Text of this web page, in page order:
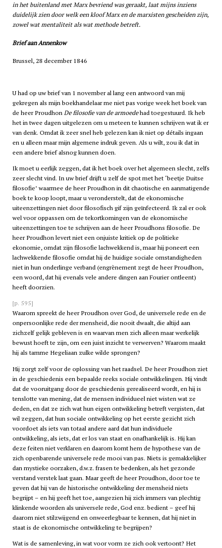
in het buitenland met Marx bevriend was geraakt, laat mijns inziens
duidelijk zien door welk een kloof Marx en de marxisten gescheiden zijn,
zowel wat mentaliteit als wat methode betreft.
Brief aan Annenkow
Brussel, 28 december 1846
U had op uw brief van 1 november al lang een antwoord van mij
gekregen als mijn boekhandelaar me niet pas vorige week het boek van
de heer ProudhonDe filosofie van de armoedehad toegestuurd. Ik heb
het in twee dagen uitgelezen om u meteen te kunnen schrijven wat ik er
van denk. Omdat ik zeer snel heb gelezen kan ik niet op détails ingaan
en u alleen maar mijn algemene indruk geven. Als u wilt, zou ik dat in
een andere brief alsnog kunnen doen.
Ik moet u eerlijk zeggen, dat ik het boek over het algemeen slecht, zelfs
zeer slecht vind. In uw brief drijft u zelf de spot met het ‘beetje Duitse
filosofie’ waarmee de heer Proudhon in dit chaotische en aanmatigende
boek te koop loopt, maar u veronderstelt, dat de ekonomische
uiteenzettingen niet door filosofisch gif zijn geïnfecteerd. Ik zal er ook
wel voor oppassen om de tekortkomingen van de ekonomische
uiteenzettingen toe te schrijven aan de heer Proudhons filosofie. De
heer Proudhon levert niet een onjuiste kritiek op de politieke
ekonomie, omdat zijn filosofie lachwekkend is, maar hij poneert een
lachwekkende filosofie omdat hij de huidige sociale omstandigheden
niet in hun onderlinge verband (engrènement zegt de heer Proudhon,
een woord, dat hij evenals vele andere dingen aan Fourier ontleent)
heeft doorzien.
[p. 595]
Waarom spreekt de heer Proudhon over God, de universele rede en de
onpersoonlijke rede der mensheid, die nooit dwaalt, die altijd aan
zichzelf gelijk gebleven is en waarvan men zich alleen maar werkelijk
bewust hoeft te zijn, om een juist inzicht te verwerven? Waarom maakt
hij als tamme Hegeliaan zulke wilde sprongen?
Hij zorgt zelf voor de oplossing van het raadsel. De heer Proudhon ziet
in de geschiedenis een bepaalde reeks sociale ontwikkelingen. Hij vindt
dat de vooruitgang door de geschiedenis gerealiseerd wordt, en hij is
tenslotte van mening, dat de mensen individueel niet wisten wat ze
deden, en dat ze zich wat hun eigen ontwikkeling betreft vergisten, dat
wil zeggen, dat hun sociale ontwikkeling op het eerste gezicht zich
voordoet als iets van totaal andere aard dat hun individuele
ontwikkeling, als iets, dat er los van staat en onafhankelijk is. Hij kan
deze feiten niet verklaren en daarom komt hem de hypothese van de
zich openbarende universele rede mooi van pas. Niets is gemakkelijker
dan mystieke oorzaken, d.w.z. frasen te bedenken, als het gezonde
verstand verstek laat gaan. Maar geeft de heer Proudhon, door toe te
geven dat hij van de historische ontwikkeling der mensheid niets
begrijpt – en hij geeft het toe, aangezien hij zich immers van plechtig
klinkende woorden als universele rede, God enz. bedient – geef hij
daarom niet stilzwijgend en onweerlegbaar te kennen, dat hij niet in
staat is de ekonomische ontwikkeling te begrijpen?
Wat is de samenleving, in wat voor vorm ze zich ook vertoont? Het